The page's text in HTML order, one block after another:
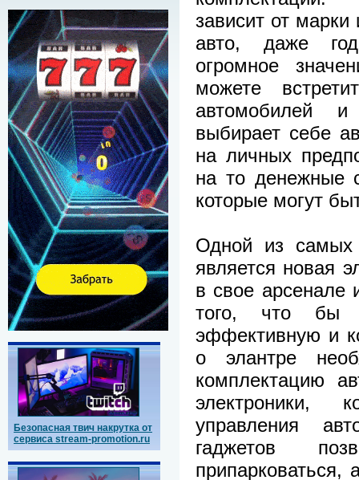
Безопасная твич накрутка от
сервиса stream-promotion.ru
зависит от
авто, даже
огромное
можете
автомобилей
выбирает себе
на личных
на то денежные
которые могут
Одной из самых
является новая
в свое арсенале
того, что бы
эффективную и
о элантре
комплектацию
электроники,
управления
гаджетов
припарковаться,